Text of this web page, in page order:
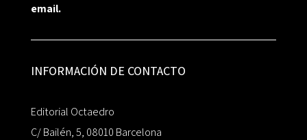
email.
INFORMACIÓN DE CONTACTO
Editorial Octaedro
C/ Bailén, 5, 08010 Barcelona